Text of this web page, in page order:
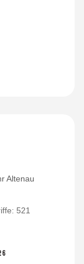
Altenau
521